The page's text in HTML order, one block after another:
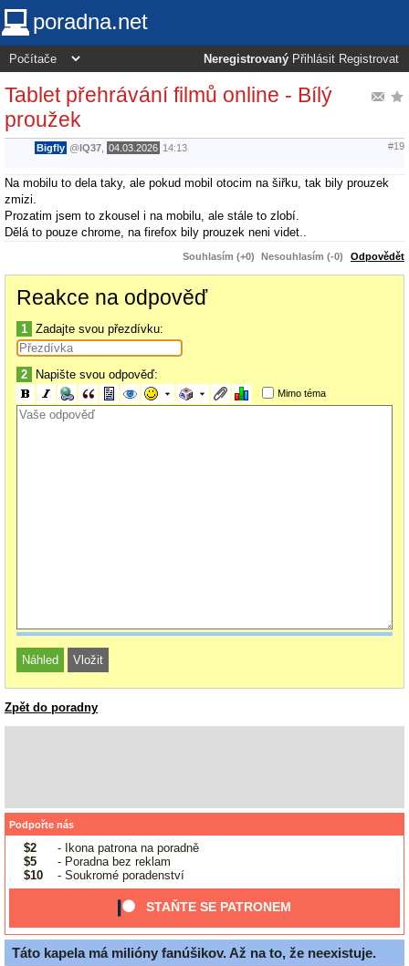
poradna.net
Neregistrovaný Přihlásit Registrovat
Tablet přehrávání filmů online - Bílý
proužek
Bigfly @IQ37 04.03.2026 14:13 #19
Na mobilu to dela taky, ale pokud mobil otocim na šiřku, tak bily prouzek
zmizi.
Prozatim jsem to zkousel i na mobilu, ale stále to zlobí.
Dělá to pouze chrome, na firefox bily prouzek neni videt..
Souhlasím (+0) Nesouhlasím (-0) Odpovědět
Reakce na odpověď
1 Zadajte svou přezdívku:
2 Napište svou odpověď:
Mimo téma
Zpět do poradny
Podpořte nás
$2
- Ikona patrona na poradně
$5
- Poradna bez reklam
$10
- Soukromé poradenství
STAŇTE SE PATRONEM
Táto kapela má milióny fanúšikov. Až na to, že neexistuje.